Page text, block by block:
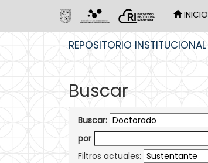
INICIO
REPOSITORIO
Buscar
Buscar:
por
Filtros actuales: